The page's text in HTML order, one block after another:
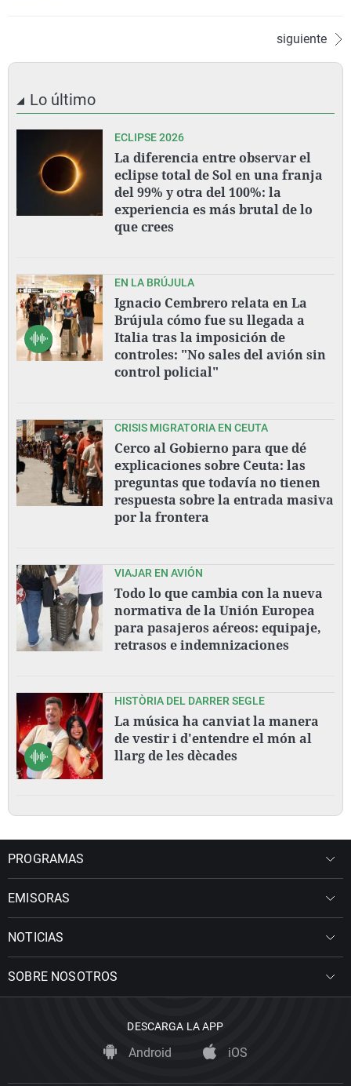
siguiente
Lo último
ECLIPSE 2026
La diferencia entre observar el
eclipse total de Sol en una franja
del 99% y otra del 100%: la
experiencia es más brutal de lo
que crees
EN LA BRÚJULA
Ignacio Cembrero relata en La
Brújula cómo fue su llegada a
Italia tras la imposición de
controles: "No sales del avión sin
control policial"
CRISIS MIGRATORIA EN CEUTA
Cerco al Gobierno para que dé
explicaciones sobre Ceuta: las
preguntas que todavía no tienen
respuesta sobre la entrada masiva
por la frontera
VIAJAR EN AVIÓN
Todo lo que cambia con la nueva
normativa de la Unión Europea
para pasajeros aéreos: equipaje,
retrasos e indemnizaciones
HISTÒRIA DEL DARRER SEGLE
La música ha canviat la manera
de vestir i d'entendre el món al
llarg de les dècades
PROGRAMAS
EMISORAS
NOTICIAS
SOBRE NOSOTROS
DESCARGA LA APP
Android iOS